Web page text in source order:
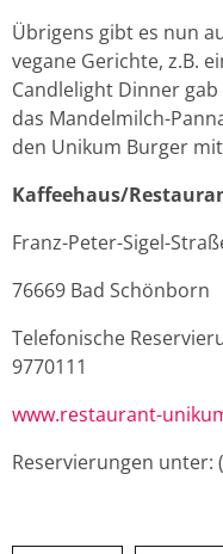
Übrigens gibt es nun
vegane Gerichte, z.B.
Candlelight Dinner
das Mandelmilch-
den Unikum Burger
Kaffeehaus/
Franz-Peter-Sigel-
76669 Bad Schönborn
Telefonische
9770111
www.restaurant-
Reservierungen unter: